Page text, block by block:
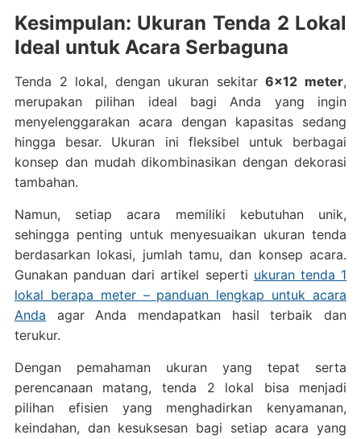
Kesimpulan: Ukuran Tenda 2 Lokal
Ideal untuk Acara Serbaguna
Tenda 2 lokal, dengan ukuran sekitar6×12 meter,
merupakan pilihan ideal bagi Anda yang ingin
menyelenggarakan acara dengan kapasitas sedang
hingga besar. Ukuran ini fleksibel untuk berbagai
konsep dan mudah dikombinasikan dengan dekorasi
tambahan.
Namun, setiap acara memiliki kebutuhan unik,
sehingga penting untuk menyesuaikan ukuran tenda
berdasarkan lokasi, jumlah tamu, dan konsep acara.
Gunakan panduan dari artikel seperti ukuran tenda 1
lokal berapa meter – panduan lengkap untuk acara
Anda agar Anda mendapatkan hasil terbaik dan
terukur.
Dengan pemahaman ukuran yang tepat serta
perencanaan matang, tenda 2 lokal bisa menjadi
pilihan efisien yang menghadirkan kenyamanan,
keindahan, dan kesuksesan bagi setiap acara yang